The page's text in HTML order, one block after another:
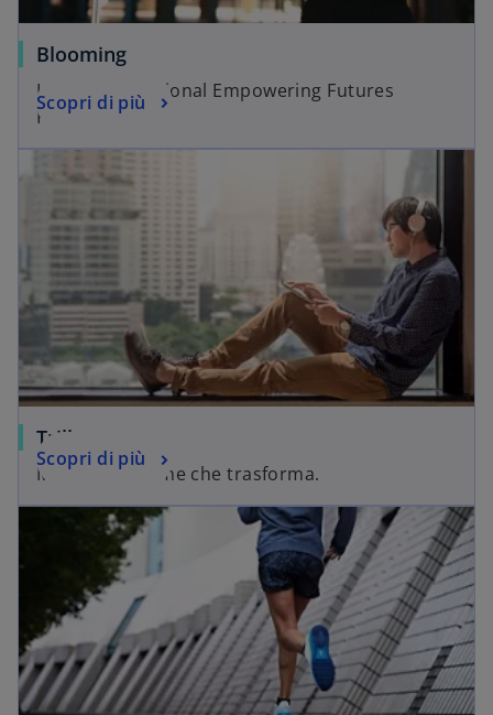
Blooming
KPMG International Empowering Futures
Program.
Scopri di più
Trillargento
Musica d’insieme che trasforma.
Scopri di più